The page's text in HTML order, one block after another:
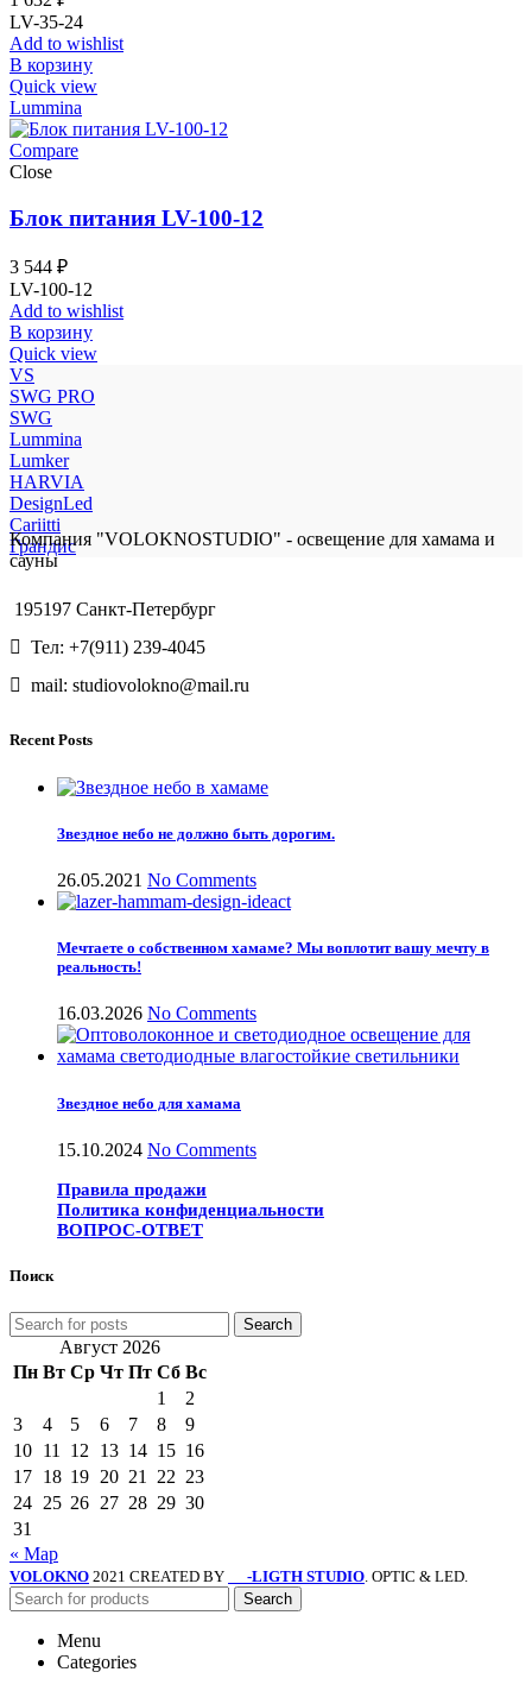
LV-35-24
Add to wishlist
В корзину
Quick view
Lummina
Compare
Close
Блок питания LV-100-12
3 544 ₽
LV-100-12
Add to wishlist
В корзину
Quick view
VS
SWG PRO
SWG
Lummina
Lumker
HARVIA
DesignLed
Cariitti
Грандис
Компания "VOLOKNOSTUDIO" - освещение для хамама и
сауны
195197 Санкт-Петербург
Тел: +7(911) 239-4045
mail: studiovolokno@mail.ru
Recent Posts
Звездное небо не должно быть дорогим.
26.05.2021 No Comments
Мечтаете о собственном хамаме? Мы воплотит вашу мечту в
реальность!
16.03.2026 No Comments
Звездное небо для хамама
15.10.2024 No Comments
Правила продажи
Политика конфиденциальности
ВОПРОС-ОТВЕТ
Поиск
Search
Август 2026
Пн Вт Ср Чт Пт Сб Вс
1
2
3
4 5 6 7 8
9
10 11 12 13 14 15 16
17 18 19 20 21 22 23
24 25 26 27 28 29 30
31
« Мар
VOLOKNO 2021 CREATED BY -LIGTH STUDIO. OPTIC & LED.
Search
Menu
Categories